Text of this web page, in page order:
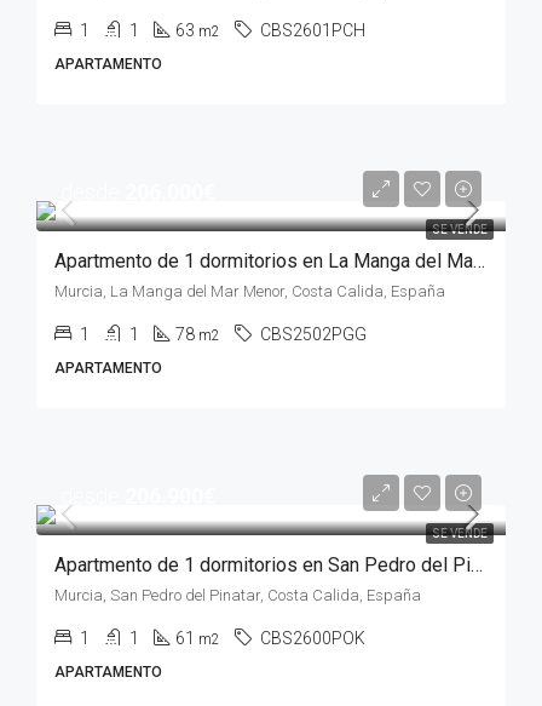
1 1 63 m2 CBS2601PCH
APARTAMENTO
SE VENDE
Apartmento de 1 dormitorios en La Manga del Mar Menor, MURCIA
Murcia, La Manga del Mar Menor, Costa Calida, España
1 1 78 m2 CBS2502PGG
APARTAMENTO
SE VENDE
Apartmento de 1 dormitorios en San Pedro del Pinatar, MURCIA
Murcia, San Pedro del Pinatar, Costa Calida, España
1 1 61 m2 CBS2600POK
APARTAMENTO